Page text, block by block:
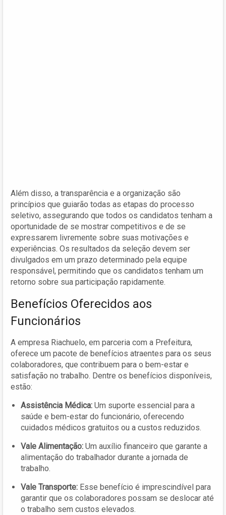
Além disso, a transparência e a organização são
princípios que guiarão todas as etapas do processo
seletivo, assegurando que todos os candidatos tenham a
oportunidade de se mostrar competitivos e de se
expressarem livremente sobre suas motivações e
experiências. Os resultados da seleção devem ser
divulgados em um prazo determinado pela equipe
responsável, permitindo que os candidatos tenham um
retorno sobre sua participação rapidamente.
Benefícios Oferecidos aos
Funcionários
A empresa Riachuelo, em parceria com a Prefeitura,
oferece um pacote de benefícios atraentes para os seus
colaboradores, que contribuem para o bem-estar e
satisfação no trabalho. Dentre os benefícios disponíveis,
estão:
Assistência Médica: Um suporte essencial para a
saúde e bem-estar do funcionário, oferecendo
cuidados médicos gratuitos ou a custos reduzidos.
Vale Alimentação: Um auxílio financeiro que garante a
alimentação do trabalhador durante a jornada de
trabalho.
Vale Transporte: Esse benefício é imprescindível para
garantir que os colaboradores possam se deslocar até
o trabalho sem custos elevados.